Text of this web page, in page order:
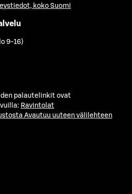
koko Suomi
9-16)
palautelinkit ovat
Ravintolat
Avautuu uuteen välilehteen